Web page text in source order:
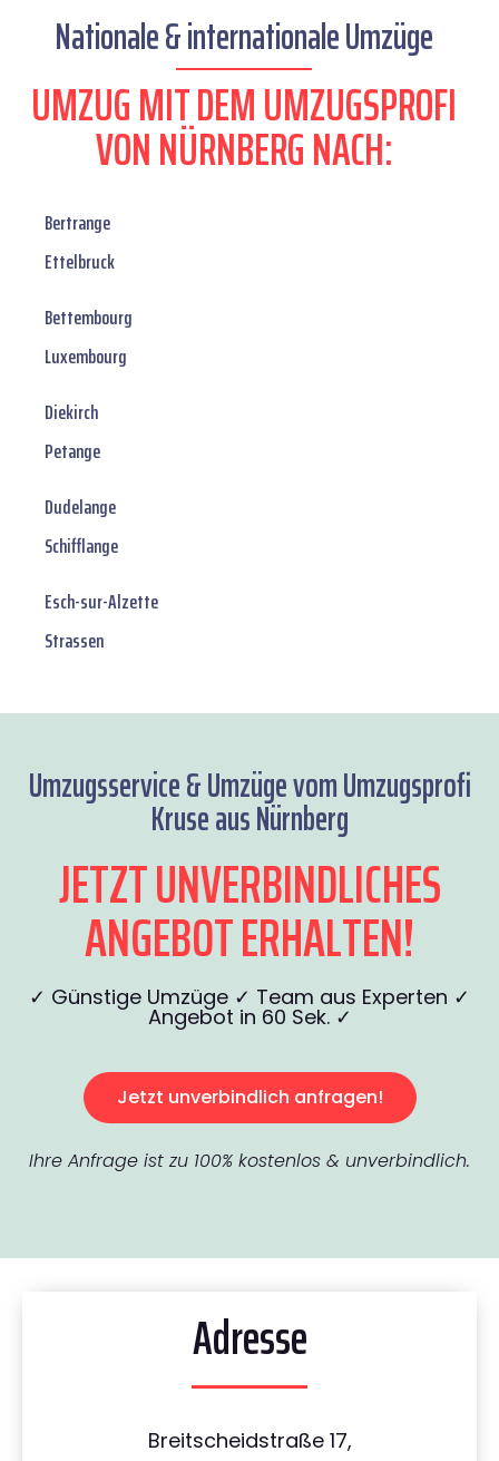
Nationale & internationale Umzüge
UMZUG MIT DEM UMZUGSPROFI
VON NÜRNBERG NACH:
Bertrange
Ettelbruck
Bettembourg
Luxembourg
Diekirch
Petange
Dudelange
Schifflange
Esch-sur-Alzette
Strassen
Umzugsservice & Umzüge vom Umzugsprofi
Kruse aus Nürnberg
JETZT UNVERBINDLICHES
ANGEBOT ERHALTEN!
✓ Günstige Umzüge ✓ Team aus Experten ✓
Angebot in 60 Sek. ✓
Jetzt unverbindlich anfragen!
Ihre Anfrage ist zu 100% kostenlos & unverbindlich.
Adresse
Breitscheidstraße 17,